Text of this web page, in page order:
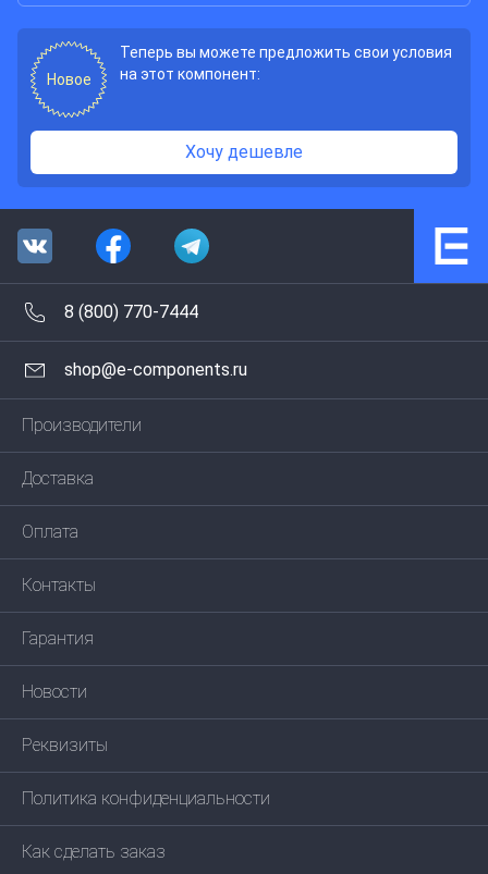
Новое
Теперь вы можете предложить свои условия
на этот компонент:
Хочу дешевле
8 (800) 770-7444
shop@e-components.ru
Производители
Доставка
Оплата
Контакты
Гарантия
Новости
Реквизиты
Политика конфиденциальности
Как сделать заказ